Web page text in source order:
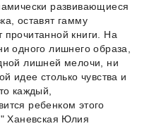
развивающиеся
оставят гамму
прочитанной книги. На
одного лишнего образа,
лишней мелочи, ни
идее столько чувства и
каждый,
ребенком этого
Ханевская Юлия